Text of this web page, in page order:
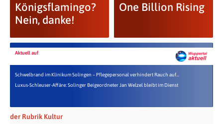
Königsflamingo?
Nein, danke!
One Billion Rising
Aktuell auf
Schwelbrand im Klinikum Solingen – Pflegepersonal verhindert Rauch auf...
Luxus-Schleuser-Affäre: Solinger Beigeordneter Jan Welzel bleibt im Dienst
der Rubrik Kultur